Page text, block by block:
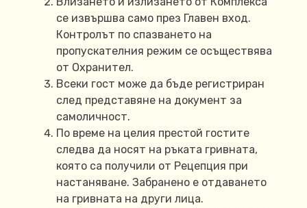
се извършва само през Главен вход.
Контролът по спазването на
пропускателния режим се осъществява
от Охранител.
Всеки гост може да бъде регистриран
след представяне на документ за
самоличност.
По време на целия престой гостите
следва да носят на ръката гривната,
която са получили от Рецепция при
настаняване. Забранено е отдаването
на гривната на други лица.